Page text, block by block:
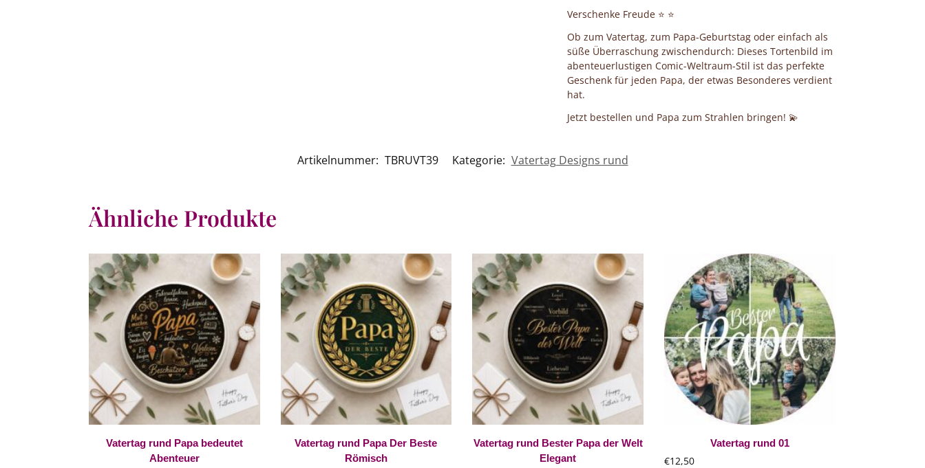
Verschenke Freude ⭐ ⭐
Ob zum Vatertag, zum Papa-Geburtstag oder einfach als
süße Überraschung zwischendurch: Dieses Tortenbild im
abenteuerlustigen Comic-Weltraum-Stil ist das perfekte
Geschenk für jeden Papa, der etwas Besonderes verdient
hat.
Jetzt bestellen und Papa zum Strahlen bringen! 💫
Artikelnummer: TBRUVT39 Kategorie: Vatertag Designs rund
Ähnliche Produkte
Vatertag rund Papa bedeutet
Abenteuer
Vatertag rund Papa Der Beste
Römisch
Vatertag rund Bester Papa der Welt
Elegant
Vatertag rund 01
€12,50